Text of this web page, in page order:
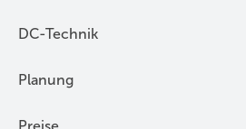
DC-Technik
Planung